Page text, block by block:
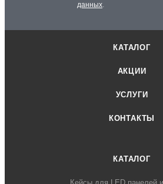
данных.
КАТАЛОГ
АКЦИИ
УСЛУГИ
КОНТАКТЫ
КАТАЛОГ